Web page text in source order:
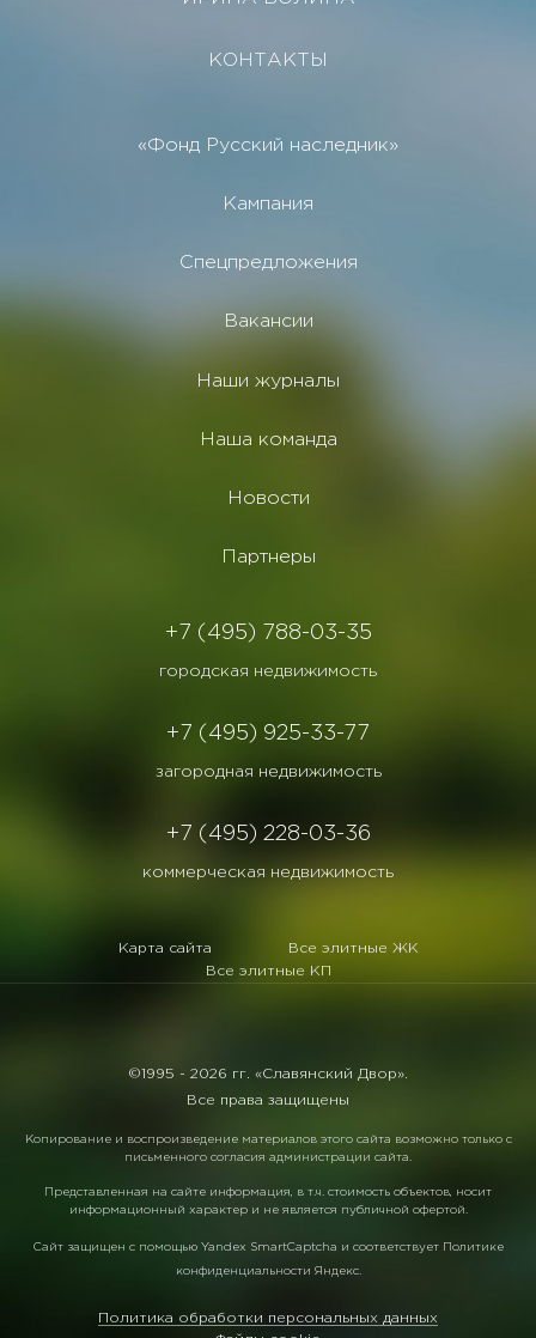
КОНТАКТЫ
«Фонд Русский наследник»
Кампания
Спецпредложения
Вакансии
Наши журналы
Наша команда
Новости
Партнеры
+7 (495) 788-03-35
городская недвижимость
+7 (495) 925-33-77
загородная недвижимость
+7 (495) 228-03-36
коммерческая недвижимость
Карта сайта
Все элитные ЖК
Все элитные КП
©1995 - 2026 гг. «Славянский Двор».
Все права защищены
Копирование и воспроизведение материалов этого сайта возможно только с
письменного согласия администрации сайта.
Представленная на сайте информация, в т.ч. стоимость объектов, носит
информационный характер и не является публичной офертой.
Сайт защищен с помощью Yandex SmartCaptcha и соответствует Политике
конфиденциальности Яндекс.
Политика обработки персональных данных